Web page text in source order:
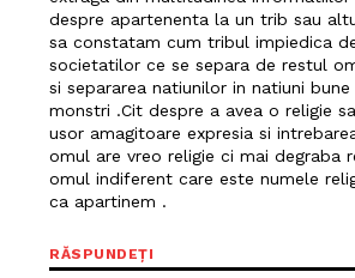
despre apartenenta la un trib sau
sa constatam cum tribul impiedica
societatilor ce se separa de restul
si separarea natiunilor in natiuni
monstri .Cit despre a avea o religie
usor amagitoare expresia si
omul are vreo religie ci mai degraba
omul indiferent care este numele
ca apartinem .
RĂSPUNDEȚI